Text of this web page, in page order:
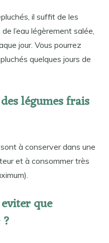
il suffit de les
l’eau légèrement salée,
jour. Vous pourrez
quelques jours de
légumes frais
à conserver dans une
et à consommer très
que